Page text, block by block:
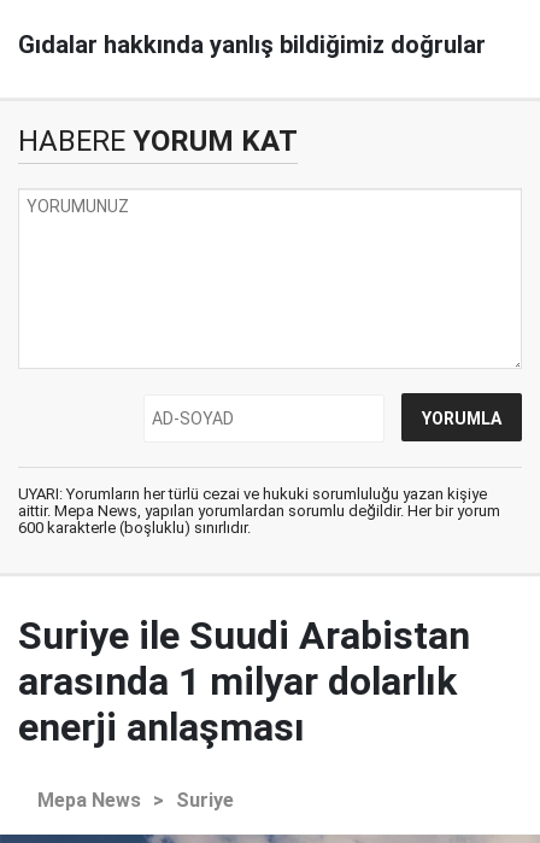
Gıdalar hakkında yanlış bildiğimiz doğrular
HABERE YORUM KAT
UYARI: Yorumların her türlü cezai ve hukuki sorumluluğu yazan kişiye
aittir. Mepa News, yapılan yorumlardan sorumlu değildir. Her bir yorum
600 karakterle (boşluklu) sınırlıdır.
Suriye ile Suudi Arabistan
arasında 1 milyar dolarlık
enerji anlaşması
Mepa News > Suriye